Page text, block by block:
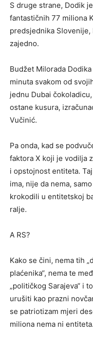
S druge strane, Dodik
fantastičnih 77 miliona
predsjednika
zajedno.
Budžet Milorada
minuta svakom od
jednu Dubai
ostane kusura,
Vučinić.
Pa onda, kad se
faktora X koji je vodilja
i opstojnost entiteta.
ima, nije da nema,
krokodili u entitetskoj
ralje.
A RS?
Kako se čini, nema tih
plaćenika“, nema te
„političkog Sarajeva“ i
urušiti kao prazni
se patriotizam mjeri
miliona nema ni